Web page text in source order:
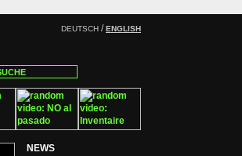
DEUTSCH /ENGLISH
NEWS